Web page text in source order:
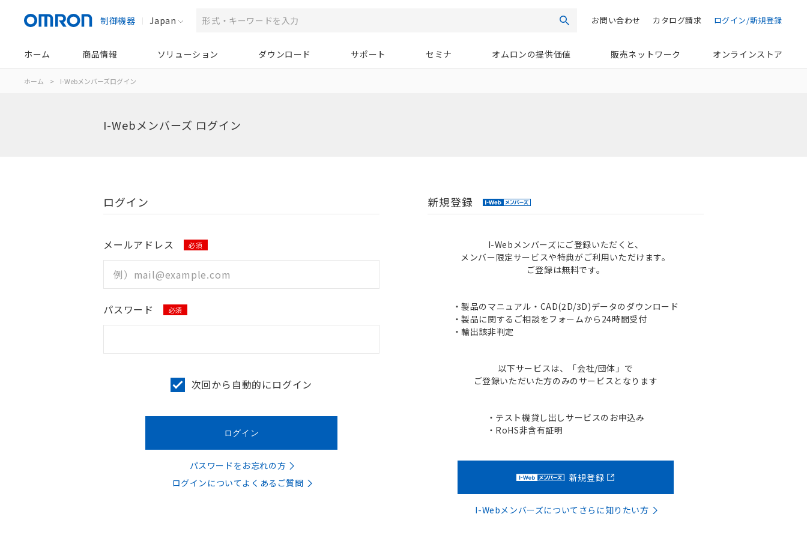
制御機器 Japan 検索 ログイン/新規登録
カタログ請求
お問い合わせ
ホーム 商品情報 ソリューション ダウンロード サポート セミナ オムロンの提供価値 販売ネットワーク オンラインストア
ホーム > I-Webメンバーズログイン
I-Webメンバーズ ログイン
ログイン
メールアドレス 必須
パスワード 必須
次回から自動的にログイン
パスワードをお忘れの方
ログインについてよくあるご質問
新規登録
I-Webメンバーズにご登録いただくと、
メンバー限定サービスや特典がご利用いただけます。
ご登録は無料です。
・製品のマニュアル・CAD(2D/3D)データのダウンロード
・製品に関するご相談をフォームから24時間受付
・輸出該非判定
以下サービスは、「会社/団体」で
ご登録いただいた方のみのサービスとなります
・テスト機貸し出しサービスのお申込み
・RoHS非含有証明
新規登録
I-Webメンバーズについてさらに知りたい方